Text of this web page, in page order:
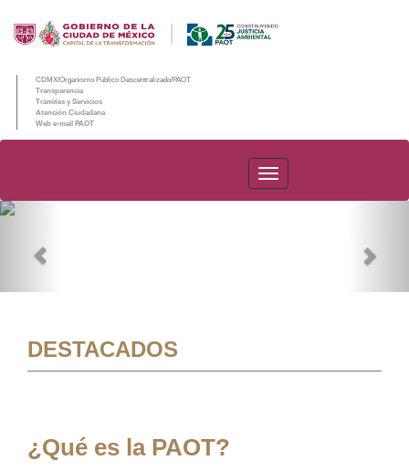
CDMX/Organismo Público Descentralizado/PAOT
Transparencia
Trámites y Servicios
Atención Ciudadana
Web e-mail PAOT
PAOT
DESTACADOS
¿Qué es la PAOT?